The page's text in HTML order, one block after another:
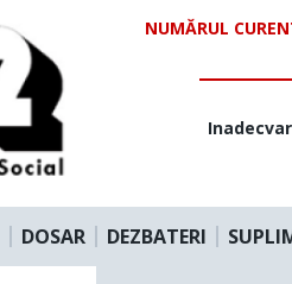
NUMĂRUL
DOSAR DEZBATERI